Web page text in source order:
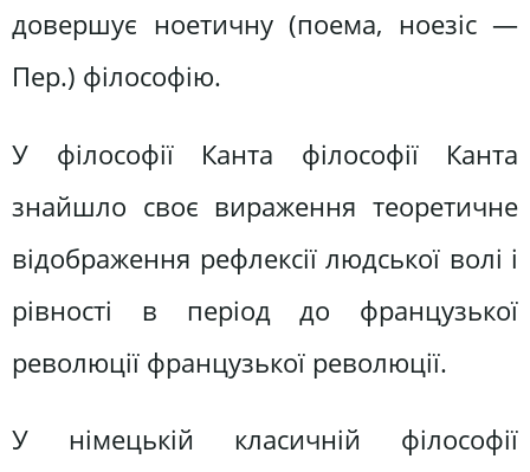
довершує ноетичну (поема, ноезіс —
Пер.) філософію.
У філософії Канта філософії Канта
знайшло своє вираження теоретичне
відображення рефлексії людської волі і
рівності в період до французької
революції французької революції.
У німецькій класичній філософії